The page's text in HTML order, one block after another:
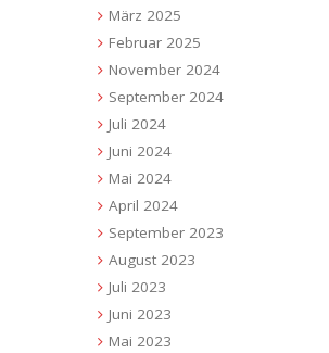
März 2025
Februar 2025
November 2024
September 2024
Juli 2024
Juni 2024
Mai 2024
April 2024
September 2023
August 2023
Juli 2023
Juni 2023
Mai 2023